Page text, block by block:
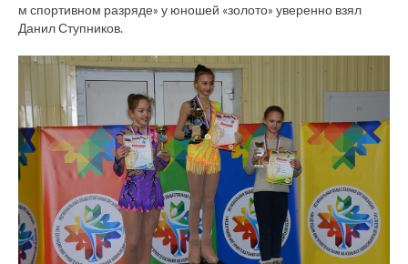
м спортивном разряде» у юношей «золото» уверенно взял
Данил Ступников.